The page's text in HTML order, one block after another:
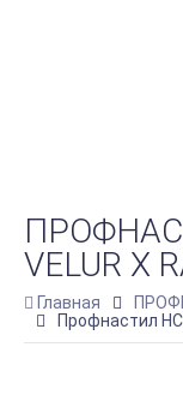
VELUR X
Главная
Профнастил